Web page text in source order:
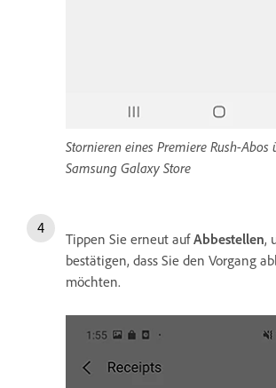
Stornieren eines Premiere Rush-Abos
Samsung Galaxy Store
Tippen Sie erneut aufAbbestellen,
bestätigen, dass Sie den Vorgang
möchten.